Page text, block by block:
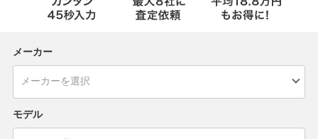
メーカー
モデル